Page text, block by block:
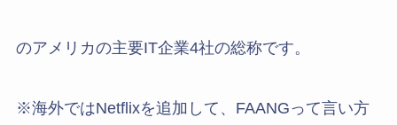
のアメリカの主要IT企業4社の総称です。
※海外ではNetflixを追加して、FAANGって言い方